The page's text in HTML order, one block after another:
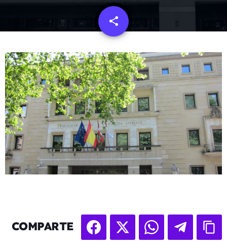
share
email
COMPARTE